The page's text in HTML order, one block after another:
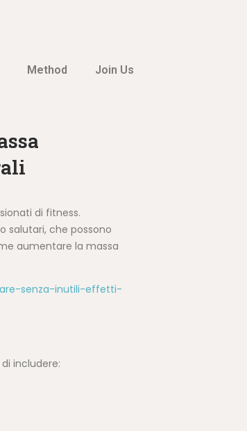
Method Join Us
di fitness.
salutari, che possono
aumentare la massa
senza-inutili-effetti-
includere: